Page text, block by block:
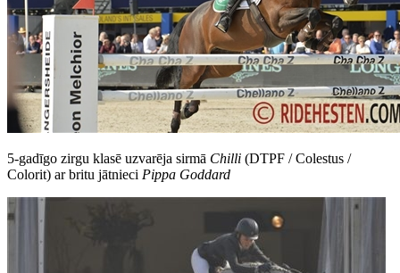
5-gadīgo zirgu klasē uzvarēja sirmā Chilli (DTPF / Colestus /
Colorit) ar britu jātnieci Pippa Goddard